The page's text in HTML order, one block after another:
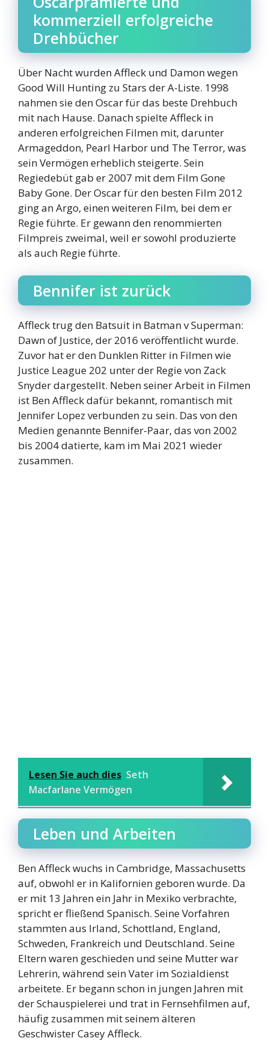
kommerziell erfolgreiche
Drehbücher
Über Nacht wurden Affleck und Damon wegen
Good Will Hunting zu Stars der A-Liste. 1998
nahmen sie den Oscar für das beste Drehbuch
mit nach Hause. Danach spielte Affleck in
anderen erfolgreichen Filmen mit, darunter
Armageddon, Pearl Harbor und The Terror, was
sein Vermögen erheblich steigerte. Sein
Regiedebüt gab er 2007 mit dem Film Gone
Baby Gone. Der Oscar für den besten Film 2012
ging an Argo, einen weiteren Film, bei dem er
Regie führte. Er gewann den renommierten
Filmpreis zweimal, weil er sowohl produzierte
als auch Regie führte.
Bennifer ist zurück
Affleck trug den Batsuit in Batman v Superman:
Dawn of Justice, der 2016 veröffentlicht wurde.
Zuvor hat er den Dunklen Ritter in Filmen wie
Justice League 202 unter der Regie von Zack
Snyder dargestellt. Neben seiner Arbeit in Filmen
ist Ben Affleck dafür bekannt, romantisch mit
Jennifer Lopez verbunden zu sein. Das von den
Medien genannte Bennifer-Paar, das von 2002
bis 2004 datierte, kam im Mai 2021 wieder
zusammen.
Lesen Sie auch dies Seth
Macfarlane Vermögen
Leben und Arbeiten
Ben Affleck wuchs in Cambridge, Massachusetts
auf, obwohl er in Kalifornien geboren wurde. Da
er mit 13 Jahren ein Jahr in Mexiko verbrachte,
spricht er fließend Spanisch. Seine Vorfahren
stammten aus Irland, Schottland, England,
Schweden, Frankreich und Deutschland. Seine
Eltern waren geschieden und seine Mutter war
Lehrerin, während sein Vater im Sozialdienst
arbeitete. Er begann schon in jungen Jahren mit
der Schauspielerei und trat in Fernsehfilmen auf,
häufig zusammen mit seinem älteren
Geschwister Casey Affleck.